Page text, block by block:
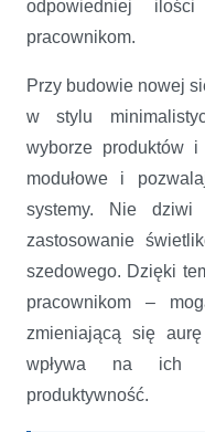
odpowiedniej
pracownikom.
Przy budowie nowej
w stylu
wyborze produktów
modułowe i
systemy. Nie
zastosowanie
szedowego. Dzięki
pracownikom –
zmieniającą się
wpływa na ich
produktywność.